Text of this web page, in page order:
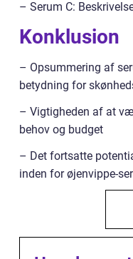
– Serum C:
Konklusion
– Opsummering af
betydning for
– Vigtigheden af at
behov og budget
– Det fortsatte
inden for øjenvippe-